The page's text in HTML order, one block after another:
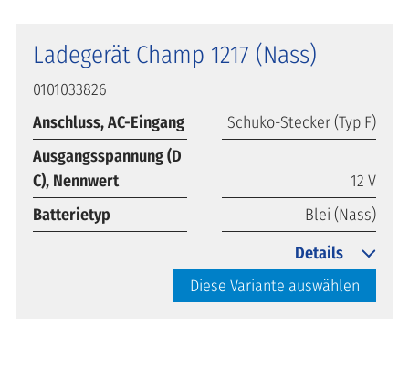
Ladegerät Champ 1217 (Nass)
0101033826
Anschluss, AC-Eingang
Schuko-Stecker (Typ F)
Ausgangsspannung (D
C), Nennwert
12 V
Batterietyp
Blei (Nass)
Diese Variante auswählen
Details